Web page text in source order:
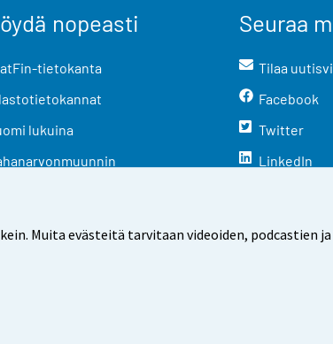
Muita evästeitä tarvitaan videoiden, podcastien
nopeasti
tietokanta
lukuina
Seuraa
Tilaa
Facebook
Twitter
LinkedIn